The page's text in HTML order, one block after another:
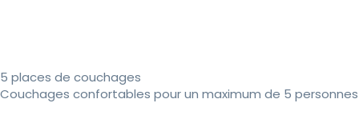
5 places de couchages
Couchages confortables pour un maximum de 5 personnes